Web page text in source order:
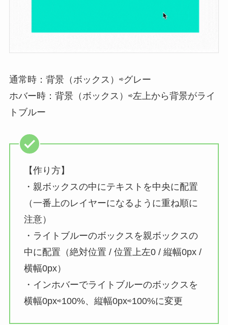
通常時：背景（ボックス）⇨グレー
ホバー時：背景（ボックス）⇨左上から背景がライ
トブルー
【作り方】
・親ボックスの中にテキストを中央に配置
（一番上のレイヤーになるように重ね順に
注意）
・ライトブルーのボックスを親ボックスの
中に配置（絶対位置 / 位置上左0 / 縦幅0px /
横幅0px）
・インホバーでライトブルーのボックスを
横幅0px⇨100%、縦幅0px⇨100%に変更